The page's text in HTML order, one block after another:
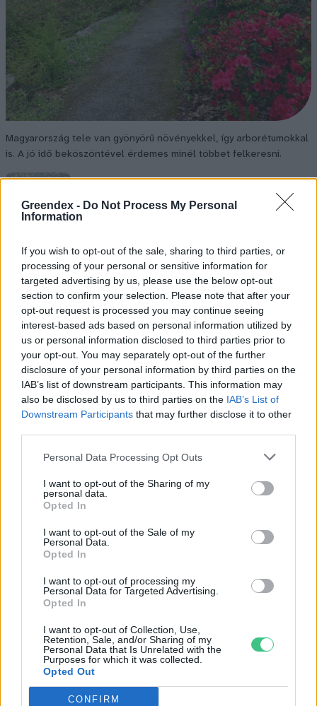
Greendex - Do Not Process My Personal
Information
If you wish to opt-out of the sale, sharing to third parties, or
processing of your personal or sensitive information for
targeted advertising by us, please use the below opt-out
section to confirm your selection. Please note that after your
opt-out request is processed you may continue seeing
interest-based ads based on personal information utilized by
us or personal information disclosed to third parties prior to
your opt-out. You may separately opt-out of the further
disclosure of your personal information by third parties on the
IAB’s list of downstream participants. This information may
also be disclosed by us to third parties on the IAB’s List of
Downstream Participants that may further disclose it to other
Personal Data Processing Opt Outs
I want to opt-out of the Sharing of my
personal data.
Opted In
I want to opt-out of the Sale of my
Personal Data.
Opted In
I want to opt-out of processing my
Personal Data for Targeted Advertising.
Opted In
I want to opt-out of Collection, Use,
Retention, Sale, and/or Sharing of my
Personal Data that Is Unrelated with the
Purposes for which it was collected.
Opted Out
CONFIRM
Magyarország tele van gyönyörű növényekkel, így arborétumokkal
is. A jó idő beköszöntével érdemes minél többet felkeresni.
Születésnapi programokkal várja a
ÉLŐ BOLYGÓNK
Szedd magad őszibarack: itt vannak
a legjobb lelőhelyek!
SZEMLE
Négy éven belül valósággá válhatnak az
elektromos repülőjáratok Európában
KÖZLEKEDÉS
Történelmi aszály sújtja Nagy-
Britanniát is